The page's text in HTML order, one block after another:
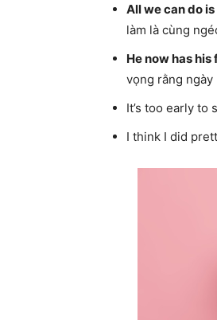
All we can do
làm là cùng
He now has
vọng rằng
It’s too early to
I think I did